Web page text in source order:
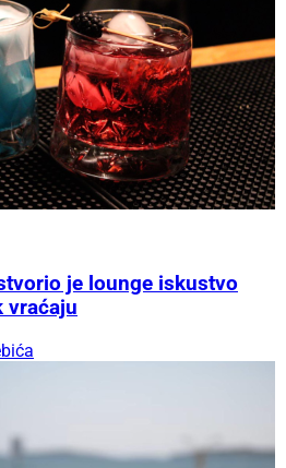
je lounge iskustvo
vraćaju